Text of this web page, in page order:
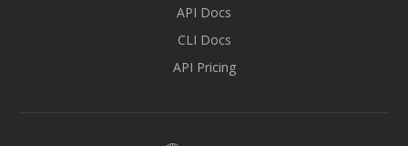
API Docs
CLI Docs
API Pricing